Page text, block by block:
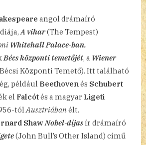
angol drámaíró
A vihar(The Tempest)
Whitehall Palace-ban.
Bécs központi temetőjét, a Wiener
Központi Temető). Itt található
például Beethoven és Schubert
el Falcótés a magyar Ligeti
tól Ausztriában élt.
Shaw Nobel-díjasír drámaíró
(John Bull’s Other Island) című